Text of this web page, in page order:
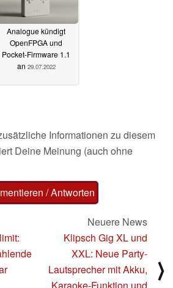
Analogue kündigt
OpenFPGA und
Pocket-Firmware 1.1
an 29.07.2022
Informationen zu diesem
Deine Meinung (auch ohne
/ Antworten
Neuere News
Klipsch Gig XL und
XXL: Neue Party-
Lautsprecher mit Akku,
⟩